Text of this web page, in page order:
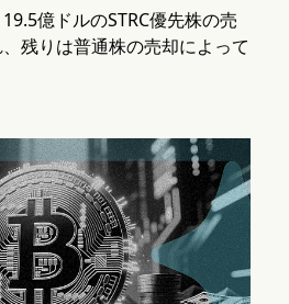
億ドルのSTRC優先株の売
残りは普通株の売却によって